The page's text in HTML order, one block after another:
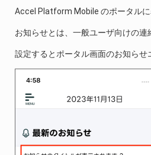
Accel Platform Mobile のポータル
お知らせとは、一般ユーザ向けの
設定するとポータル画面のお知ら